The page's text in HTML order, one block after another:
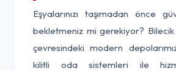
Eşyalarınızı taşımadan önce
bekletmeniz mi gerekiyor?
çevresindeki modern
kilitli oda sistemleri ile